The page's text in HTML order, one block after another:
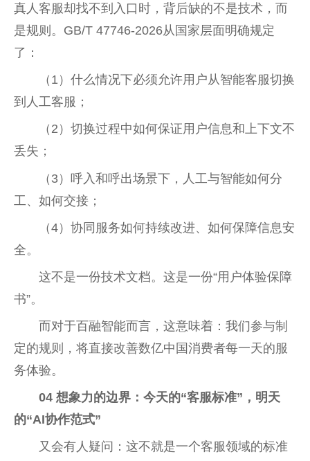
真人客服却找不到入口时，背后缺的不是技术，而
是规则。GB/T 47746-2026从国家层面明确规定
了：
（1）什么情况下必须允许用户从智能客服切换
到人工客服；
（2）切换过程中如何保证用户信息和上下文不
丢失；
（3）呼入和呼出场景下，人工与智能如何分
工、如何交接；
（4）协同服务如何持续改进、如何保障信息安
全。
这不是一份技术文档。这是一份“用户体验保障
书”。
而对于百融智能而言，这意味着：我们参与制
定的规则，将直接改善数亿中国消费者每一天的服
务体验。
04 想象力的边界：今天的“客服标准”，明天
的“AI协作范式”
又会有人疑问：这不就是一个客服领域的标准